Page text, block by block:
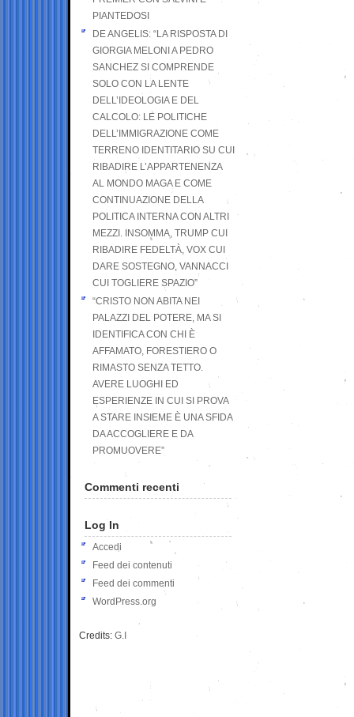
PIANTEDOSI
DE ANGELIS: “LA RISPOSTA DI
GIORGIA MELONI A PEDRO
SANCHEZ SI COMPRENDE
SOLO CON LA LENTE
DELL’IDEOLOGIA E DEL
CALCOLO: LE POLITICHE
DELL’IMMIGRAZIONE COME
TERRENO IDENTITARIO SU CUI
RIBADIRE L’APPARTENENZA
AL MONDO MAGA E COME
CONTINUAZIONE DELLA
POLITICA INTERNA CON ALTRI
MEZZI. INSOMMA, TRUMP CUI
RIBADIRE FEDELTÀ, VOX CUI
DARE SOSTEGNO, VANNACCI
CUI TOGLIERE SPAZIO”
“CRISTO NON ABITA NEI
PALAZZI DEL POTERE, MA SI
IDENTIFICA CON CHI È
AFFAMATO, FORESTIERO O
RIMASTO SENZA TETTO.
AVERE LUOGHI ED
ESPERIENZE IN CUI SI PROVA
A STARE INSIEME È UNA SFIDA
DA ACCOGLIERE E DA
PROMUOVERE”
Commenti recenti
Log In
Accedi
Feed dei contenuti
Feed dei commenti
WordPress.org
Credits: G.I